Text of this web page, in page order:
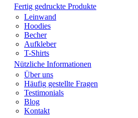
Fertig gedruckte Produkte
Leinwand
Hoodies
Becher
Aufkleber
T-Shirts
Nützliche Informationen
Über uns
Häufig gestellte Fragen
Testimonials
Blog
Kontakt